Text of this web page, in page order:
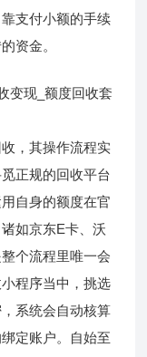
支付小额的手续
资金。
，其操作流程实
正规的回收平台
自身的额度在官
如京东E卡、沃
个流程里唯一会
程序当中，挑选
系统会自动核算
定账户。自始至